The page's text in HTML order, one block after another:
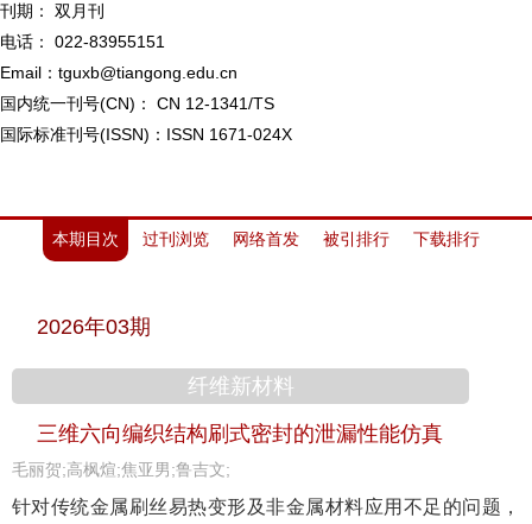
刊期： 双月刊
电话： 022-83955151
Email：tguxb@tiangong.edu.cn
国内统一刊号(CN)： CN 12-1341/TS
国际标准刊号(ISSN)：ISSN 1671-024X
本期目次 过刊浏览 网络首发 被引排行 下载排行
2026年03期
纤维新材料
三维六向编织结构刷式密封的泄漏性能仿真
毛丽贺;高枫煊;焦亚男;鲁吉文;
针对传统金属刷丝易热变形及非金属材料应用不足的问题，